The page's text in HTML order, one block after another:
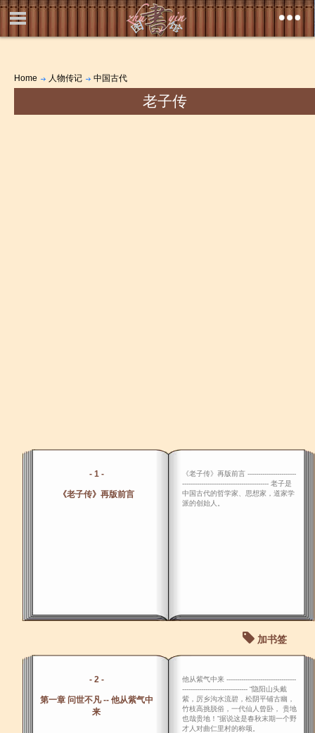
Home 人物传记 中国古代
老子传
- 1 -
《老子传》再版前言
《老子传》再版前言 -----------------------
----------------------------------------- 老子是
中国古代的哲学家、思想家，道家学
派的创始人。
加书签
- 2 -
第一章 问世不凡 -- 他从紫气中
来
他从紫气中来 ---------------------------------
------------------------------- “隐阳山头戴
紫，厉乡沟水流碧，松阴平铺古幽，
竹枝高挑脱俗，一代仙人曾卧， 贵地
也哉贵地！”据说这是春秋末期一个野
才人对曲仁里村的称颂。